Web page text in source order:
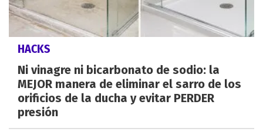
HACKS
Ni vinagre ni bicarbonato de sodio: la
MEJOR manera de eliminar el sarro de los
orificios de la ducha y evitar PERDER
presión